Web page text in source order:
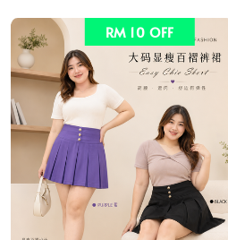
RM 10 OFF